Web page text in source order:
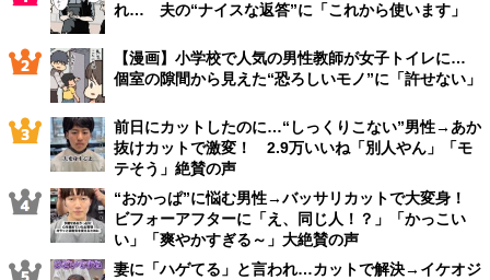
れ… 夫の“ナイスな返答”に「これから使います」
【漫画】小学校で人気の男性教師が女子トイレに…
個室の隙間から見えた“恐ろしいモノ”に「許せない」
前日にカットしたのに…“しっくりこない”男性→あか
抜けカットで激変！ 2.9万いいね「別人やん」「モ
テそう」絶賛の声
“おかっぱ”に悩む男性→バッサリカットで大変身！
ビフォーアフターに「え、同じ人！？」「かっこい
い」「爽やかすぎる～」大絶賛の声
妻に「ハゲてる」と言われ…カットで解決→イケオジ